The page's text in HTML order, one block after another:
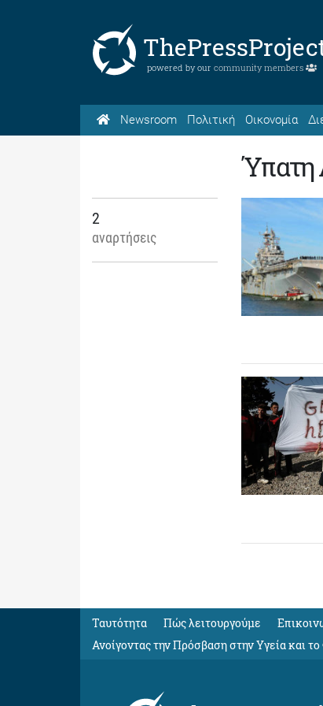
powered by our community members
Newsroom Πολιτική Οικονομία
Ύπατη
2
αναρτήσεις
Ταυτότητα Πώς λειτουργούμε
Ανοίγοντας την Πρόσβαση στην Υγεία και